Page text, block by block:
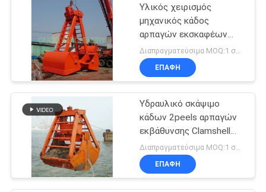
Υλικός χειρισμός
μηχανικός κάδος
αρπαγών εκσκαφέων
Clamshell 2 σχοινιών
Διαπραγματεύσιμα MOQ:1 σύνολο
ΕΠΑΦΉ
Υδραυλικό σκάψιμο
κάδων 2peels αρπαγών
εκβάθυνσης Clamshell
μηχανικό
ΕΠΑΦΉ